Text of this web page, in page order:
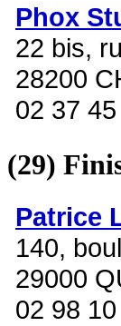
Phox
22 bis,
28200
02 37
(29)
Patrice
140,
29000
02 98